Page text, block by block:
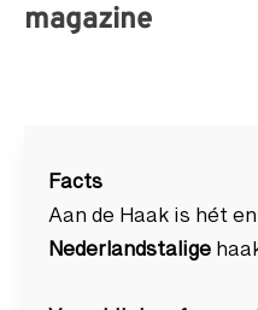
magazine
Facts
Aan de Haak is hét
Nederlandstalige